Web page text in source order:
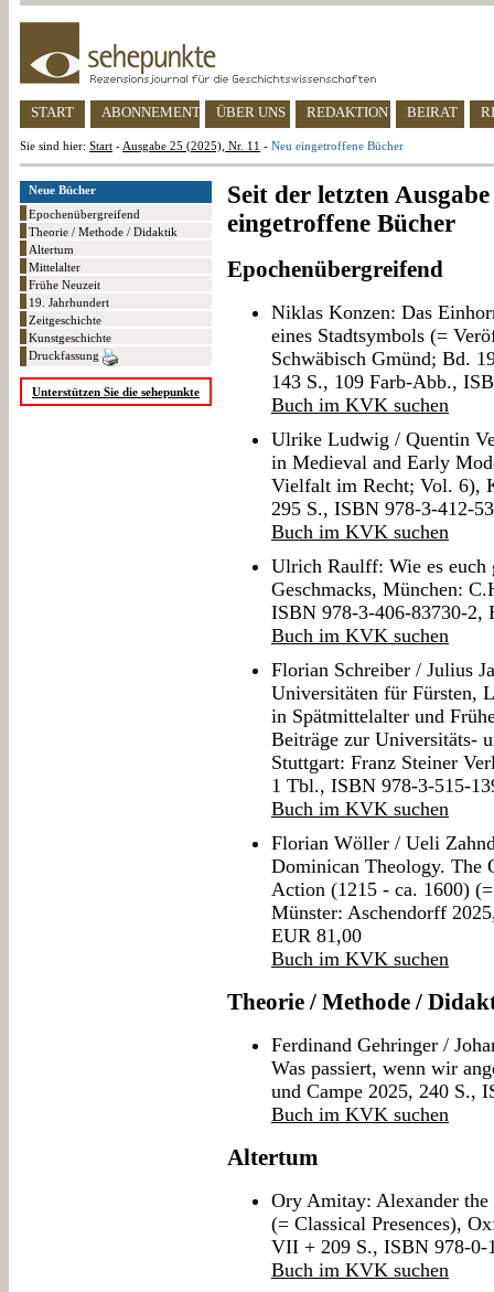
START ABONNEMENT ÜBER UNS REDAKTION BEIRAT
Sie sind hier: Start - Ausgabe 25 (2025), Nr. 11 - Neu eingetroffene Bücher
Neue Bücher
Epochenübergreifend
Theorie / Methode / Didaktik
Altertum
Mittelalter
Frühe Neuzeit
19. Jahrhundert
Zeitgeschichte
Kunstgeschichte
Druckfassung
Unterstützen Sie die sehepunkte
Seit der letzten
eingetroffene Bücher
Epochenübergreifend
Niklas Konzen: Das
eines Stadtsymbols (=
Schwäbisch Gmünd; Bd.
143 S., 109 Farb-Abb.,
Buch im KVK suchen
Ulrike Ludwig / Quentin
in Medieval and Early
Vielfalt im Recht; Vol. 6),
295 S., ISBN 978-3-412-
Buch im KVK suchen
Ulrich Raulff: Wie es euch
Geschmacks, München:
ISBN 978-3-406-83730-2,
Buch im KVK suchen
Florian Schreiber / Julius
Universitäten für Fürsten,
in Spätmittelalter und
Beiträge zur Universitäts-
Stuttgart: Franz Steiner
1 Tbl., ISBN 978-3-515-
Buch im KVK suchen
Florian Wöller / Ueli
Dominican Theology. The
Action (1215 - ca. 1600)
Münster: Aschendorff
EUR 81,00
Buch im KVK suchen
Theorie / Methode /
Ferdinand Gehringer /
Was passiert, wenn wir
und Campe 2025, 240 S.,
Buch im KVK suchen
Altertum
Ory Amitay: Alexander
(= Classical Presences),
VII + 209 S., ISBN 978-0-
Buch im KVK suchen